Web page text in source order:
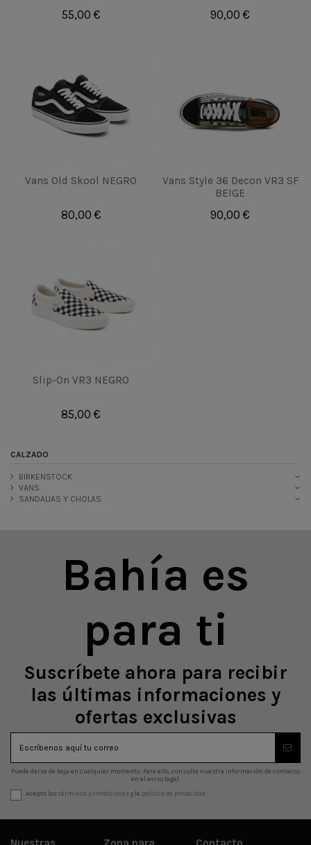
55,00 € 90,00 €
Vans Old Skool NEGRO
80,00 €
Vans Style 36 Decon VR3 SF
BEIGE
90,00 €
Slip-On VR3 NEGRO
85,00 €
CALZADO
BIRKENSTOCK
VANS
SANDALIAS Y CHOLAS
Bahía es
para ti
Suscríbete ahora para recibir
las últimas informaciones y
ofertas exclusivas
Puede darse de baja en cualquier momento. Para ello, consulte nuestra información de contacto
en el aviso legal.
Acepto los términos y condicionesy la política de privacidad